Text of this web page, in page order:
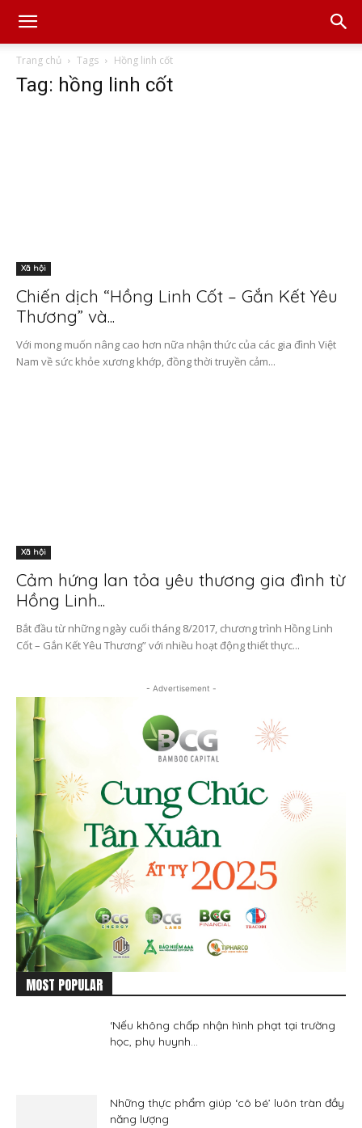
Trang chủ Tags Hồng linh cốt
Tag: hồng linh cốt
Xã hội
Chiến dịch “Hồng Linh Cốt – Gắn Kết Yêu
Thương” và...
Với mong muốn nâng cao hơn nữa nhận thức của các gia đình Việt
Nam về sức khỏe xương khớp, đồng thời truyền cảm...
Xã hội
Cảm hứng lan tỏa yêu thương gia đình từ
Hồng Linh...
Bắt đầu từ những ngày cuối tháng 8/2017, chương trình Hồng Linh
Cốt – Gắn Kết Yêu Thương” với nhiều hoạt động thiết thực...
- Advertisement -
MOST POPULAR
‘Nếu không chấp nhận hình phạt tại trường
học, phụ huynh...
Những thực phẩm giúp ‘cô bé’ luôn tràn đầy
năng lượng